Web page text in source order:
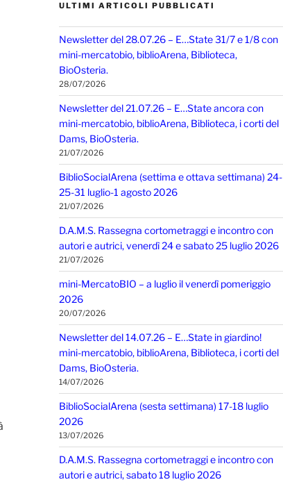
ULTIMI ARTICOLI PUBBLICATI
Newsletter del 28.07.26 – E…State 31/7 e 1/8 con
mini-mercatobio, biblioArena, Biblioteca,
BioOsteria.
28/07/2026
Newsletter del 21.07.26 – E…State ancora con
mini-mercatobio, biblioArena, Biblioteca, i corti del
Dams, BioOsteria.
21/07/2026
BiblioSocialArena (settima e ottava settimana) 24-
25-31 luglio-1 agosto 2026
21/07/2026
D.A.M.S. Rassegna cortometraggi e incontro con
autori e autrici, venerdì 24 e sabato 25 luglio 2026
21/07/2026
mini-MercatoBIO – a luglio il venerdì pomeriggio
2026
20/07/2026
Newsletter del 14.07.26 – E…State in giardino!
mini-mercatobio, biblioArena, Biblioteca, i corti del
Dams, BioOsteria.
14/07/2026
BiblioSocialArena (sesta settimana) 17-18 luglio
2026
13/07/2026
D.A.M.S. Rassegna cortometraggi e incontro con
autori e autrici, sabato 18 luglio 2026